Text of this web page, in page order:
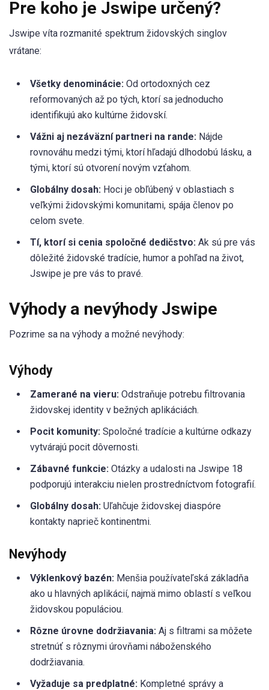
Pre koho je Jswipe určený?
Jswipe víta rozmanité spektrum židovských singlov
vrátane:
Všetky denominácie: Od ortodoxných cez
reformovaných až po tých, ktorí sa jednoducho
identifikujú ako kultúrne židovskí.
Vážni aj nezáväzní partneri na rande: Nájde
rovnováhu medzi tými, ktorí hľadajú dlhodobú lásku, a
tými, ktorí sú otvorení novým vzťahom.
Globálny dosah: Hoci je obľúbený v oblastiach s
veľkými židovskými komunitami, spája členov po
celom svete.
Tí, ktorí si cenia spoločné dedičstvo: Ak sú pre vás
dôležité židovské tradície, humor a pohľad na život,
Jswipe je pre vás to pravé.
Výhody a nevýhody Jswipe
Pozrime sa na výhody a možné nevýhody:
Výhody
Zamerané na vieru: Odstraňuje potrebu filtrovania
židovskej identity v bežných aplikáciách.
Pocit komunity: Spoločné tradície a kultúrne odkazy
vytvárajú pocit dôvernosti.
Zábavné funkcie: Otázky a udalosti na Jswipe 18
podporujú interakciu nielen prostredníctvom fotografií.
Globálny dosah: Uľahčuje židovskej diaspóre
kontakty naprieč kontinentmi.
Nevýhody
Výklenkový bazén: Menšia používateľská základňa
ako u hlavných aplikácií, najmä mimo oblastí s veľkou
židovskou populáciou.
Rôzne úrovne dodržiavania: Aj s filtrami sa môžete
stretnúť s rôznymi úrovňami náboženského
dodržiavania.
Vyžaduje sa predplatné: Kompletné správy a